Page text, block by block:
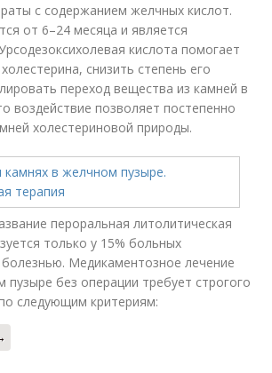
с содержанием желчных кислот.
от 6–24 месяца и является
кислота помогает
снизить степень его
переход вещества из камней в
воздействие позволяет постепенно
холестериновой природы.
пероральная литолитическая
только у 15% больных
Медикаментозное лечение
без операции требует строгого
следующим критериям: